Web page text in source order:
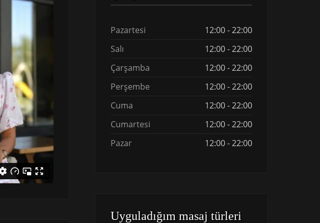
Pazartesi
12:00 - 22:00
Salı
12:00 - 22:00
Çarşamba
12:00 - 22:00
Perşembe
12:00 - 22:00
Cuma
12:00 - 22:00
Cumartesi
12:00 - 22:00
Pazar
12:00 - 22:00
Uyguladığım masaj türleri